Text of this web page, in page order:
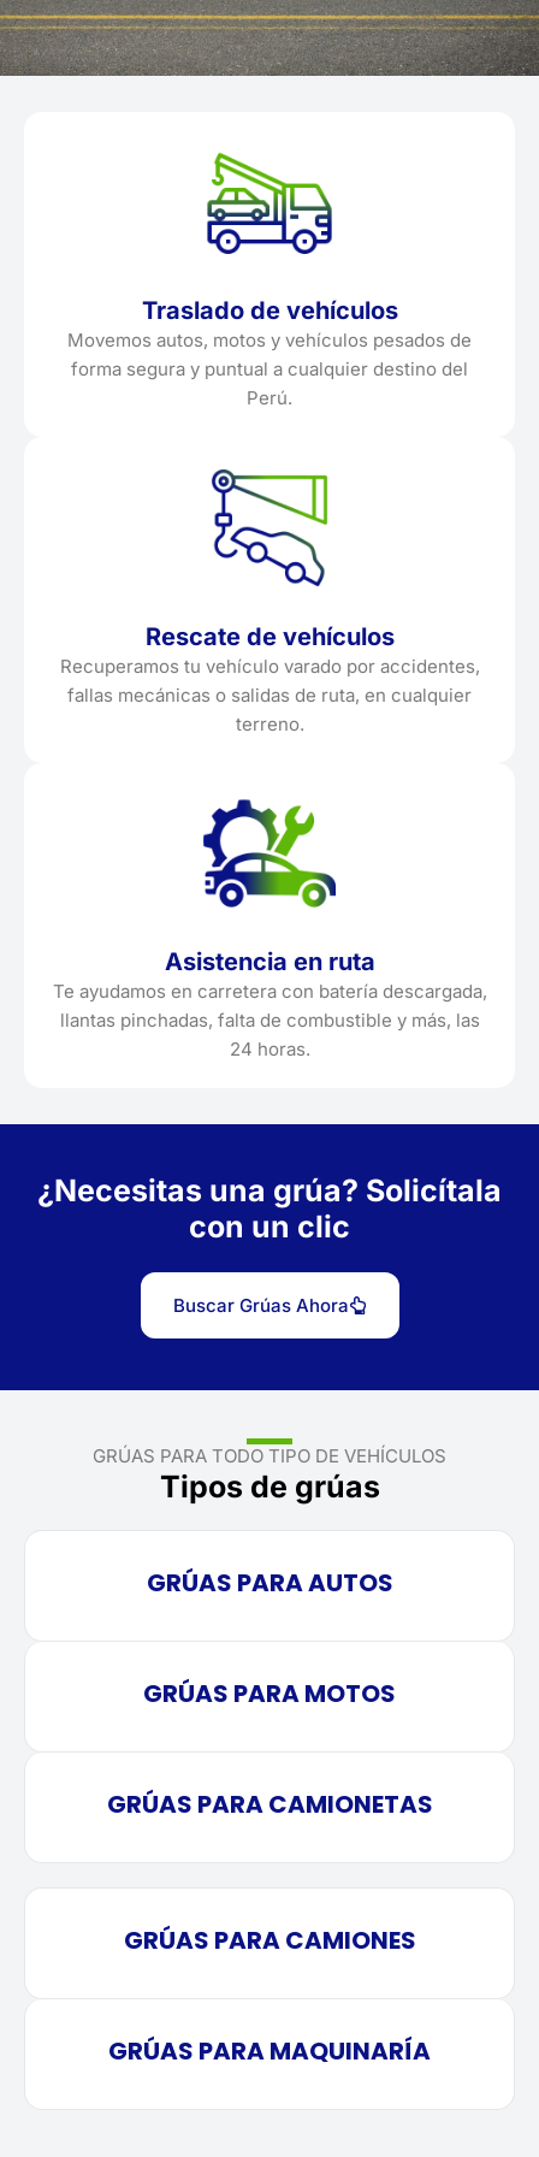
Traslado de vehículos
Movemos autos, motos y vehículos pesados de
forma segura y puntual a cualquier destino del
Perú.
Rescate de vehículos
Recuperamos tu vehículo varado por accidentes,
fallas mecánicas o salidas de ruta, en cualquier
terreno.
Asistencia en ruta
Te ayudamos en carretera con batería descargada,
llantas pinchadas, falta de combustible y más, las
24 horas.
¿Necesitas una grúa? Solicítala
con un clic
Buscar Grúas Ahora
GRÚAS PARA TODO TIPO DE VEHÍCULOS
Tipos de grúas
GRÚAS PARA AUTOS
GRÚAS PARA MOTOS
GRÚAS PARA CAMIONETAS
GRÚAS PARA CAMIONES
GRÚAS PARA MAQUINARÍA